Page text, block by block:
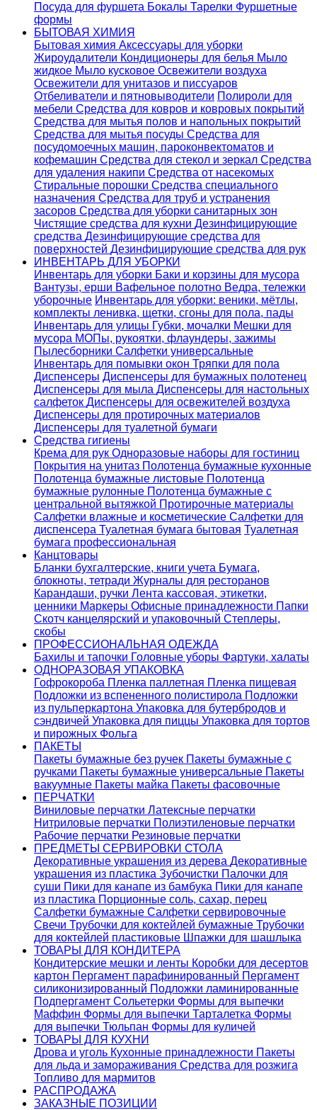
Посуда для фуршета Бокалы Тарелки Фуршетные
формы
БЫТОВАЯ ХИМИЯ
Бытовая химия Аксессуары для уборки
Жироудалители Кондиционеры для белья Мыло
жидкое Мыло кусковое Освежители воздуха
Освежители для унитазов и писсуаров
Отбеливатели и пятновыводители Полироли для
мебели Средства для ковров и ковровых покрытий
Средства для мытья полов и напольных покрытий
Средства для мытья посуды Средства для
посудомоечных машин, пароконвектоматов и
кофемашин Средства для стекол и зеркал Средства
для удаления накипи Средства от насекомых
Стиральные порошки Cредства специального
назначения Средства для труб и устранения
засоров Средства для уборки санитарных зон
Чистящие средства для кухни Дезинфицирующие
средства Дезинфицирующие средства для
поверхностей Дезинфицирующие средства для рук
ИНВЕНТАРЬ ДЛЯ УБОРКИ
Инвентарь для уборки Баки и корзины для мусора
Вантузы, ерши Вафельное полотно Ведра, тележки
уборочные Инвентарь для уборки: веники, мётлы,
комплекты ленивка, щетки, сгоны для пола, пады
Инвентарь для улицы Губки, мочалки Мешки для
мусора МОПы, рукоятки, флаундеры, зажимы
Пылесборники Салфетки универсальные
Инвентарь для помывки окон Тряпки для пола
Диспенсеры Диспенсеры для бумажных полотенец
Диспенсеры для мыла Диспенсеры для настольных
салфеток Диспенсеры для освежителей воздуха
Диспенсеры для протирочных материалов
Диспенсеры для туалетной бумаги
Средства гигиены
Крема для рук Одноразовые наборы для гостиниц
Покрытия на унитаз Полотенца бумажные кухонные
Полотенца бумажные листовые Полотенца
бумажные рулонные Полотенца бумажные с
центральной вытяжкой Протирочные материалы
Салфетки влажные и косметические Салфетки для
диспенсера Туалетная бумага бытовая Туалетная
бумага профессиональная
Канцтовары
Бланки бухгалтерские, книги учета Бумага,
блокноты, тетради Журналы для ресторанов
Карандаши, ручки Лента кассовая, этикетки,
ценники Маркеры Офисные принадлежности Папки
Скотч канцелярский и упаковочный Степлеры,
скобы
ПРОФЕССИОНАЛЬНАЯ ОДЕЖДА
Бахилы и тапочки Головные уборы Фартуки, халаты
ОДНОРАЗОВАЯ УПАКОВКА
Гофрокороба Пленка паллетная Пленка пищевая
Подложки из вспененного полистирола Подложки
из пульперкартона Упаковка для бутербродов и
сэндвичей Упаковка для пиццы Упаковка для тортов
и пирожных Фольга
ПАКЕТЫ
Пакеты бумажные без ручек Пакеты бумажные с
ручками Пакеты бумажные универсальные Пакеты
вакуумные Пакеты майка Пакеты фасовочные
ПЕРЧАТКИ
Виниловые перчатки Латексные перчатки
Нитриловые перчатки Полиэтиленовые перчатки
Рабочие перчатки Резиновые перчатки
ПРЕДМЕТЫ СЕРВИРОВКИ СТОЛА
Декоративные украшения из дерева Декоративные
украшения из пластика Зубочистки Палочки для
суши Пики для канапе из бамбука Пики для канапе
из пластика Порционные соль, сахар, перец
Салфетки бумажные Салфетки сервировочные
Свечи Трубочки для коктейлей бумажные Трубочки
для коктейлей пластиковые Шпажки для шашлыка
ТОВАРЫ ДЛЯ КОНДИТЕРА
Кондитерские мешки и ленты Коробки для десертов
картон Пергамент парафинированный Пергамент
силиконизированный Подложки ламинированные
Подпергамент Сольетерки Формы для выпечки
Маффин Формы для выпечки Тарталетка Формы
для выпечки Тюльпан Формы для куличей
ТОВАРЫ ДЛЯ КУХНИ
Дрова и уголь Кухонные принадлежности Пакеты
для льда и замораживания Средства для розжига
Топливо для мармитов
РАСПРОДАЖА
ЗАКАЗНЫЕ ПОЗИЦИИ